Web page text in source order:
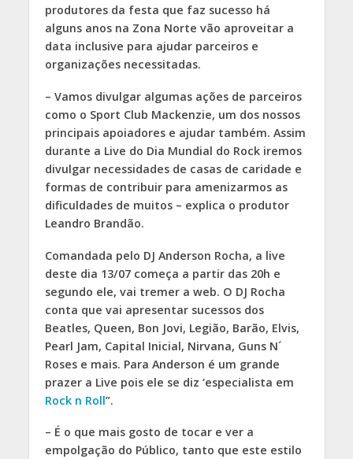
produtores da festa que faz sucesso há
alguns anos na Zona Norte vão aproveitar a
data inclusive para ajudar parceiros e
organizações necessitadas.
– Vamos divulgar algumas ações de parceiros
como o Sport Club Mackenzie, um dos nossos
principais apoiadores e ajudar também. Assim
durante a Live do Dia Mundial do Rock iremos
divulgar necessidades de casas de caridade e
formas de contribuir para amenizarmos as
dificuldades de muitos – explica o produtor
Leandro Brandão.
Comandada pelo DJ Anderson Rocha, a live
deste dia 13/07 começa a partir das 20h e
segundo ele, vai tremer a web. O DJ Rocha
conta que vai apresentar sucessos dos
Beatles, Queen, Bon Jovi, Legião, Barão, Elvis,
Pearl Jam, Capital Inicial, Nirvana, Guns N´
Roses e mais. Para Anderson é um grande
prazer a Live pois ele se diz ‘especialista em
Rock n Roll”.
– É o que mais gosto de tocar e ver a
empolgação do Público, tanto que este estilo